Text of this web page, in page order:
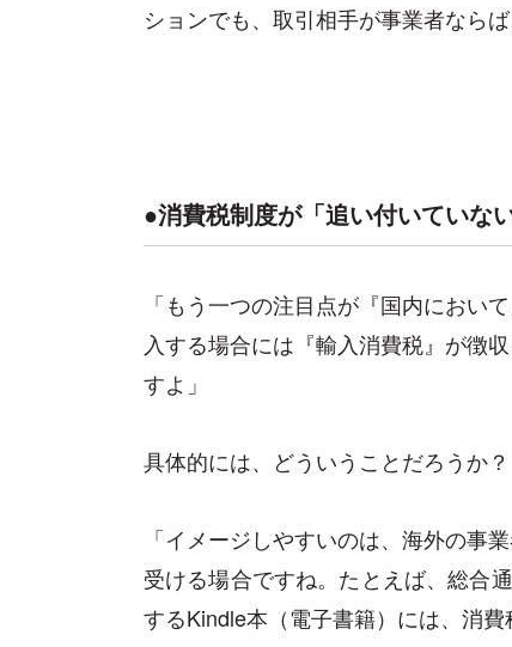
ションでも、取引相手が事業者なら
●消費税制度が「追い付いていな
「もう一つの注目点が『国内におい
入する場合には『輸入消費税』が徴
すよ」
具体的には、どういうことだろうか？
「イメージしやすいのは、海外の事
受ける場合ですね。たとえば、総合
するKindle本（電子書籍）には、消費